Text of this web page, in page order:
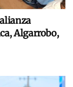
Algarrobo,